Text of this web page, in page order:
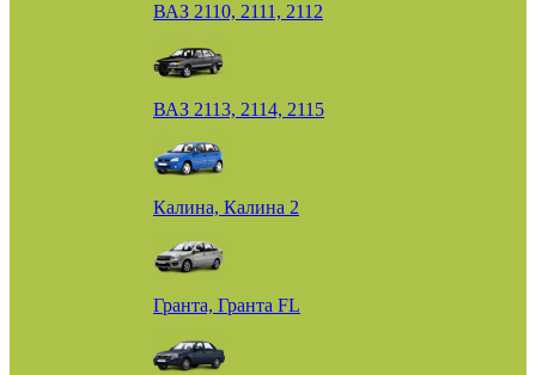
ВАЗ 2110, 2111, 2112
ВАЗ 2113, 2114, 2115
Калина, Калина 2
Гранта, Гранта FL